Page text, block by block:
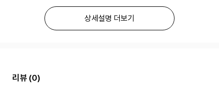
상세설명 더보기
리뷰 (0)